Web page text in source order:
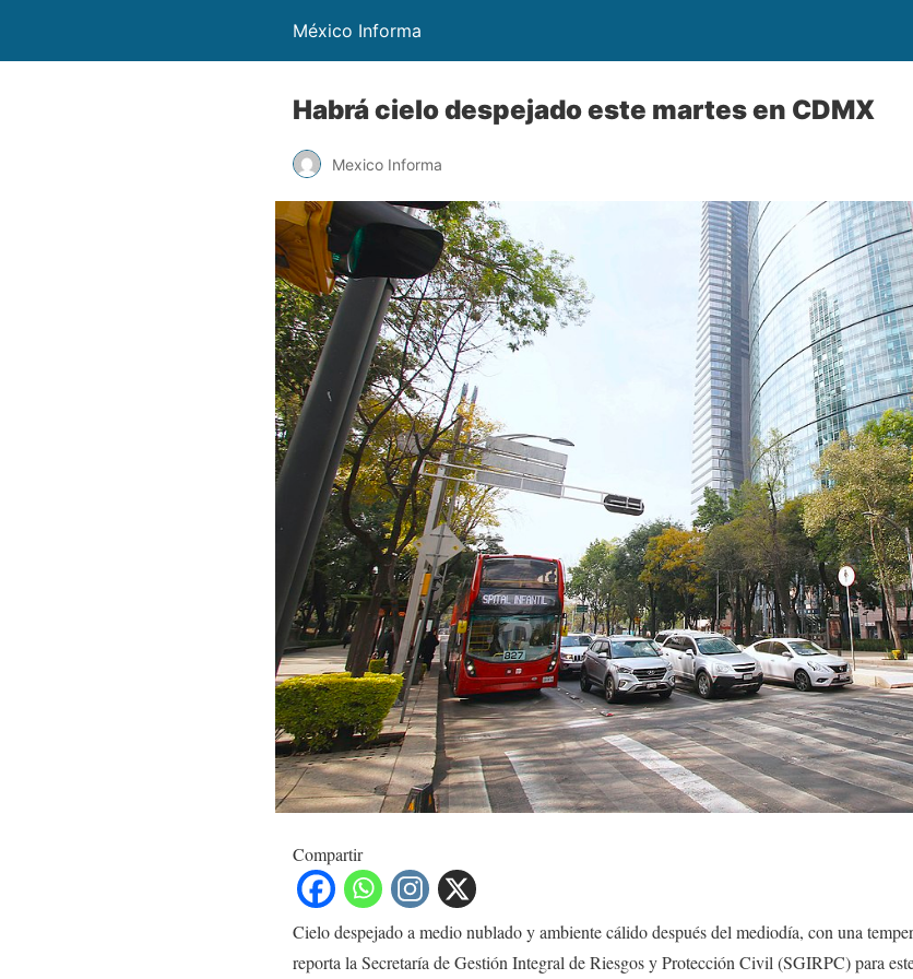
México Informa
Habrá cielo despejado este martes en CDMX
Mexico Informa
Compartir
Cielo despejado a medio nublado y ambiente cálido después del mediodía, con una
reporta la Secretaría de Gestión Integral de Riesgos y Protección Civil (SGIRPC) para